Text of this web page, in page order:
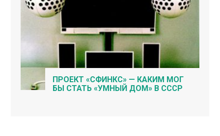
ПРОЕКТ «СФИНКС» — КАКИМ МОГ
БЫ СТАТЬ «УМНЫЙ ДОМ» В СССР